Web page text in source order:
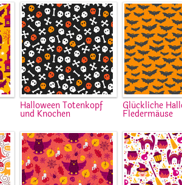
Halloween Totenkopf
und Knochen
Glückliche
Fledermäuse